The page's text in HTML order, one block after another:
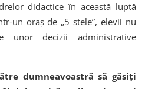
didactice în această luptă
un oraș de „5 stele”, elevii nu
unor decizii administrative
dumneavoastră să găsiți